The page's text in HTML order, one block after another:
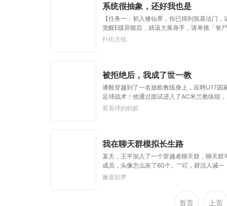
系统很抽象，还好我也是
【任务一：初入修仙界，你已得到筑基法门
觉醒E级异能后，就该大展身手，请单挑「丧
丧尸王，我？”【任务三：全女世界，你成为
扑街天线
被拒绝后，我成了世一教
潘毅穿越到了一名旅欧教练身上，应聘U17国
足球战术！他通过面试进入了AC米兰教练组
速地征服了所有人，成为公认的世界第一教
爱看球的蚂蚁
我在聊天群模拟长生路
某天，王平加入了一个穿越者聊天群，聊天
成员，头像怎么灰了60个。”“叮，群活人减
坑，群员的死亡率极高，且动不动落地成盒。
嫩菱如梦
首页 上页